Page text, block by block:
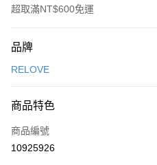
超取滿NT$600免運
信用卡一次付款
LINE Pay
Apple Pay
品牌
RELOVE
商品特色
商品編號
10925926